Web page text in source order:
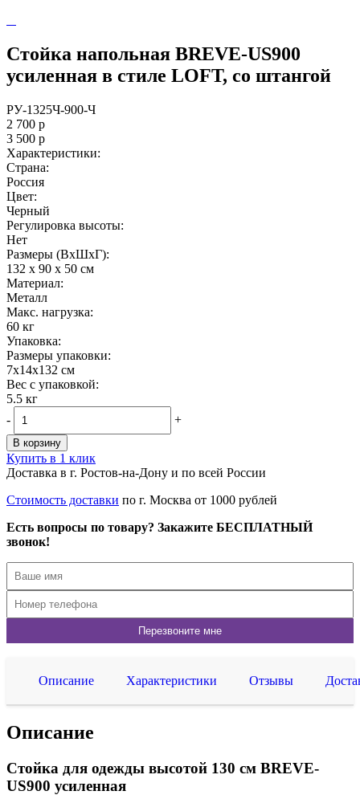
Стойка напольная BREVE-US900
усиленная в стиле LOFT, со штангой
РУ-1325Ч-900-Ч
2 700 р
3 500 р
Характеристики:
Страна:
Россия
Цвет:
Черный
Регулировка высоты:
Нет
Размеры (ВxШxГ):
132 x 90 x 50 см
Материал:
Металл
Maкс. нагрузка:
60 кг
Упаковка:
Размеры упаковки:
7x14x132 см
Вес с упаковкой:
5.5 кг
-
+
В корзину
Купить в 1 клик
Доставка в г. Ростов-на-Дону и по всей России
Стоимость доставки по г. Москва от 1000 рублей
Есть вопросы по товару? Закажите БЕСПЛАТНЫЙ
звонок!
Описание Характеристики Отзывы
Описание
Стойка для одежды высотой 130 см BREVE-
US900 усиленная